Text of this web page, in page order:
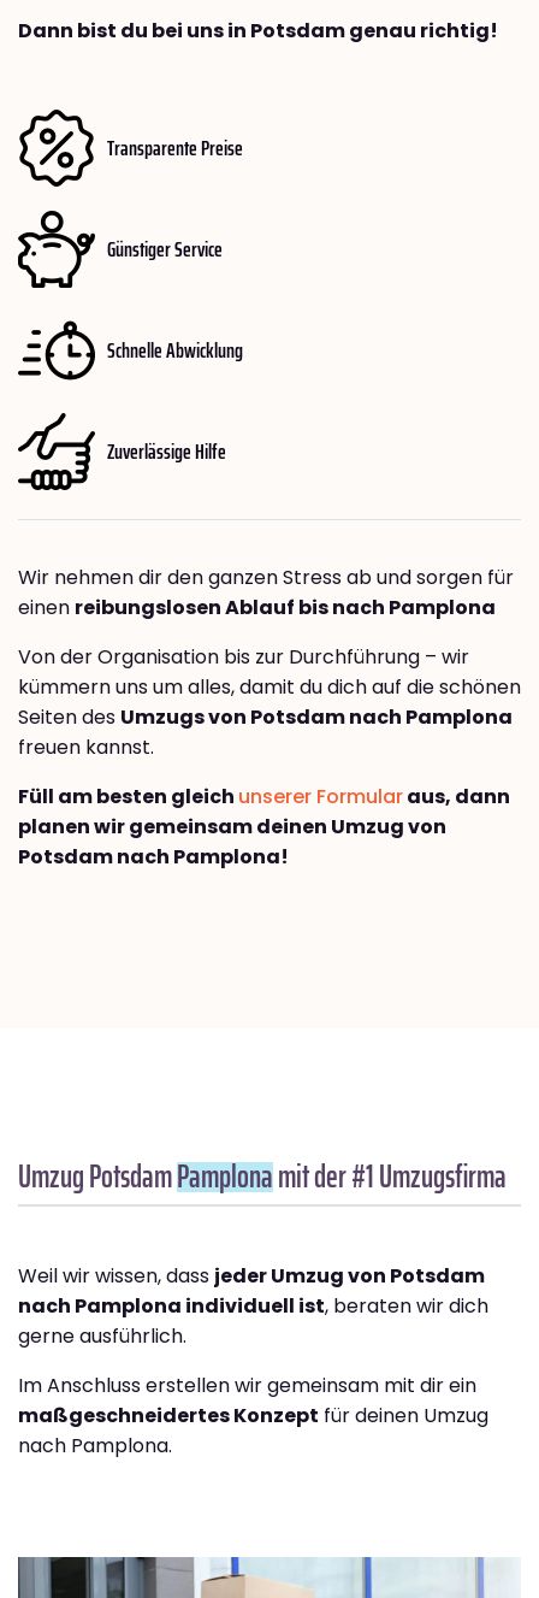
Dann bist du bei uns in Potsdam genau richtig!
Transparente Preise
Günstiger Service
Schnelle Abwicklung
Zuverlässige Hilfe
Wir nehmen dir den ganzen Stress ab und sorgen für
einen reibungslosen Ablauf bis nach Pamplona
Von der Organisation bis zur Durchführung – wir
kümmern uns um alles, damit du dich auf die schönen
Seiten des Umzugs von Potsdam nach Pamplona
freuen kannst.
Füll am besten gleich unserer Formularaus, dann
planen wir gemeinsam deinen Umzug von
Potsdam nach Pamplona!
Umzug PotsdamPamplonamit der #1 Umzugsfirma
Weil wir wissen, dass jeder Umzug von Potsdam
nach Pamplona individuell ist, beraten wir dich
gerne ausführlich.
Im Anschluss erstellen wir gemeinsam mit dir ein
maßgeschneidertes Konzept für deinen Umzug
nach Pamplona.